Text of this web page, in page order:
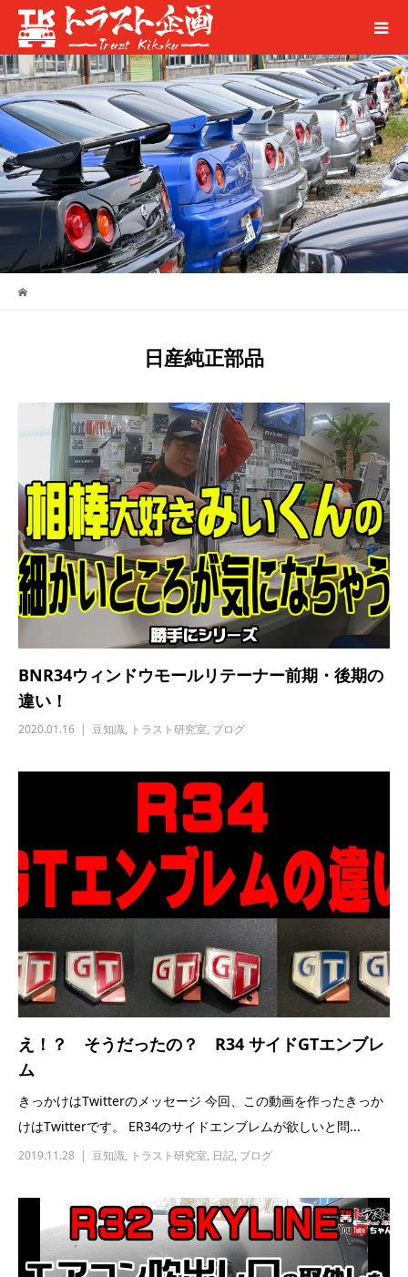
日産純正部品
BNR34ウィンドウモールリテーナー前期・後期の
違い！
2020.01.16 豆知識, トラスト研究室, ブログ
え！？ そうだったの？ R34 サイドGTエンブレ
ム
きっかけはTwitterのメッセージ 今回、この動画を作ったきっか
けはTwitterです。 ER34のサイドエンブレムが欲しいと問...
2019.11.28 豆知識, トラスト研究室, 日記, ブログ